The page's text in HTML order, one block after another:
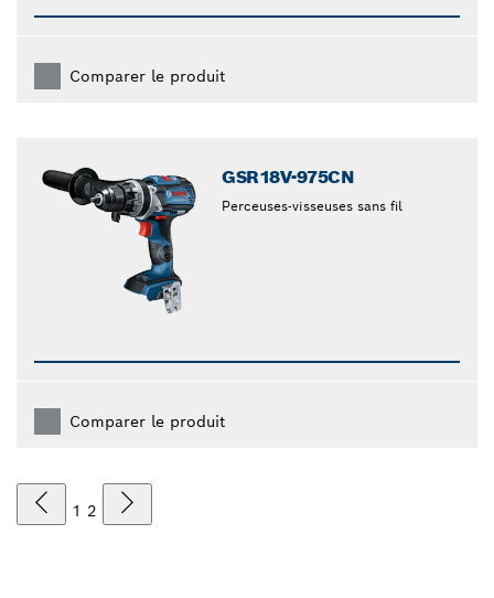
Comparer le produit
GSR18V-975CN
Perceuses-visseuses sans fil
Comparer le produit
1 2